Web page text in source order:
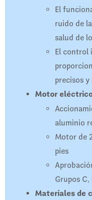
El
ruido de
salud de
El control
precisos y
Motor
aluminio
Motor de
pies
Grupos C,
Materiales de